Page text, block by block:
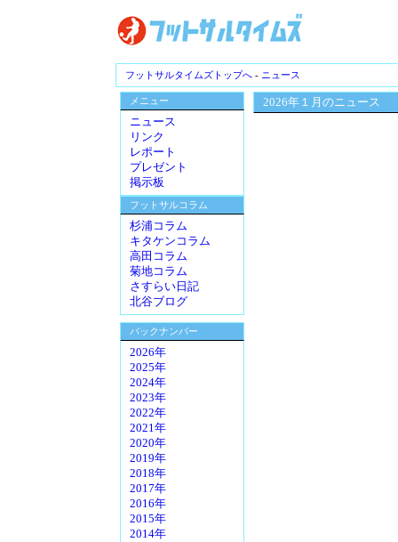
フットサルタイムズトップへ - ニュース
メニュー
ニュース
リンク
レポート
プレゼント
掲示板
フットサルコラム
杉浦コラム
キタケンコラム
高田コラム
菊地コラム
さすらい日記
北谷ブログ
バックナンバー
2026年
2025年
2024年
2023年
2022年
2021年
2020年
2019年
2018年
2017年
2016年
2015年
2014年
2026年１月のニュース